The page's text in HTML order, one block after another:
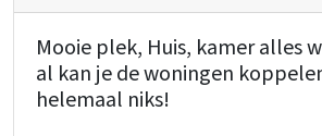
Mooie plek, Huis, kamer alles
al kan je de woningen
helemaal niks!